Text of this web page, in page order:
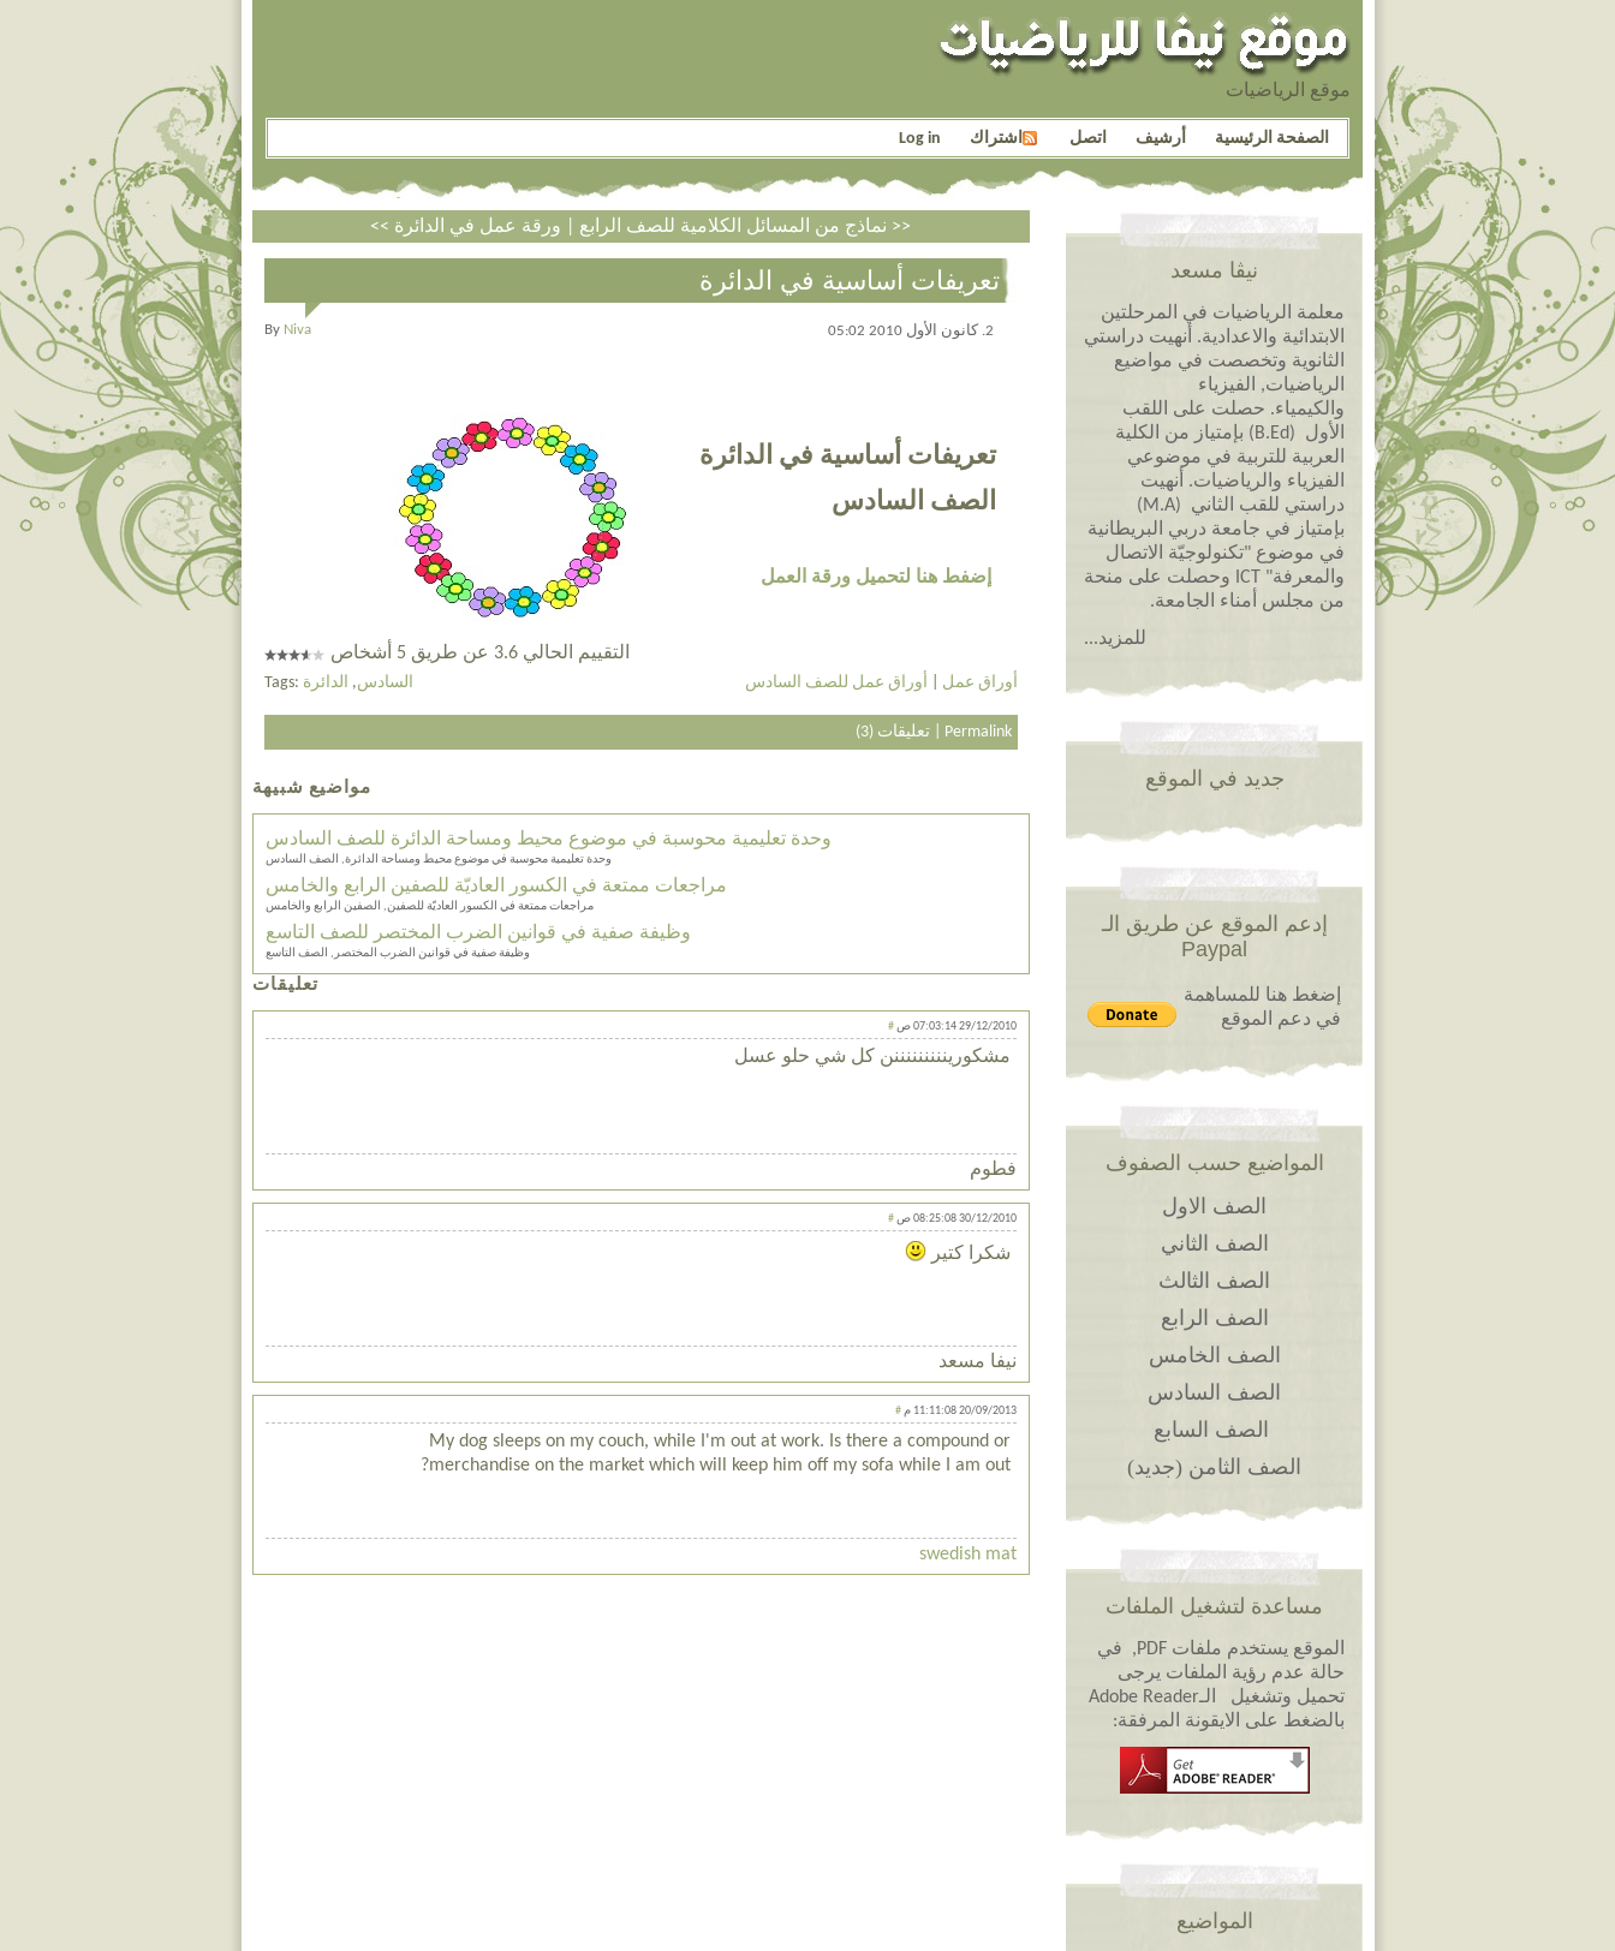
موقع الرياضيات
الصفحة الرئيسية أرشيف اتصل اشتراك Log in
<< نماذج من المسائل الكلامية للصف الرابع ورقة عمل في الدائرة >>
تعريفات أساسية في الدائرة
By Niva 2. كانون الأول 2010 05:02
تعريفات أساسية في الدائرة
الصف السادس
إضفط هنا لتحميل ورقة العمل
التقييم الحالي 3.6 عن طريق 5 أشخاص
Tags: السادس, الدائرة أوراق عمل أوراق عمل للصف السادس
Permalink
|تعليقات (3)
مواضيع شبيهة
وحدة تعليمية محوسبة في موضوع محيط ومساحة الدائرة للصف السادس
وحدة تعليمية محوسبة في موضوع محيط ومساحة الدائرة, الصف السادس
مراجعات ممتعة في الكسور العاديّة للصفين الرابع والخامس
مراجعات ممتعة في الكسور العاديّة للصفين, الصفين الرابع والخامس
وظيفة صفية في قوانين الضرب المختصر للصف التاسع
وظيفة صفية في قوانين الضرب المختصر, الصف التاسع
تعليقات
29/12/2010 07:03:14 ص #
مشكورينننننننننن كل شي حلو عسل
فطوم
30/12/2010 08:25:08 ص #
شكرا كتير
نيفا مسعد
20/09/2013 11:11:08 م #
My dog sleeps on my couch, while I'm out at work. Is there a compound or
merchandise on the market which will keep him off my sofa while I am out?
swedish mat
نيڤا مسعد
معلمة الرياضيات في المرحلتين
الابتدائية والاعدادية. أنهيت دراستي
الثانوية وتخصصت في مواضيع
الرياضيات, الفيزياء
والكيمياء. حصلت على اللقب
الأول (B.Ed) بإمتياز من الكلية
العربية للتربية في موضوعي
الفيزياء والرياضيات. أنهيت
دراستي للقب الثاني (M.A)
بإمتياز في جامعة دربي البريطانية
في موضوع "تكنولوجيّة الاتصال
والمعرفة" ICT وحصلت على منحة
من مجلس أمناء الجامعة.
للمزيد...
جديد في الموقع
إدعم الموقع عن طريق الـ
Paypal
إضغط هنا للمساهمة
في دعم الموقع
المواضيع حسب الصفوف
الصف الاول
الصف الثاني
الصف الثالث
الصف الرابع
الصف الخامس
الصف السادس
الصف السابع
الصف الثامن (جديد)
مساعدة لتشغيل الملفات
الموقع يستخدم ملفات PDF, في
حالة عدم رؤية الملفات يرجى
تحميل وتشغيل الـAdobe Reader
بالضغط على الايقونة المرفقة:
المواضيع